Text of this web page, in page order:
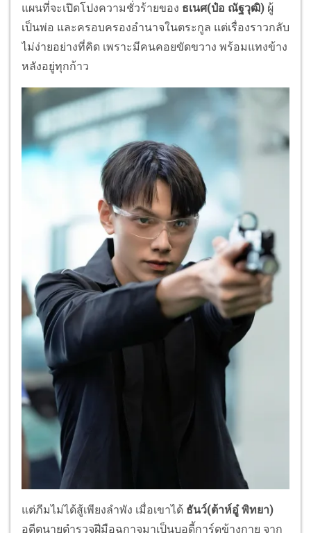
แผนที่จะเปิดโปงความชั่วร้ายของ ธเนศ(ป๋อ ณัฐวุฒิ) ผู้
เป็นพ่อ และครอบครองอำนาจในตระกูล แต่เรื่องราวกลับ
ไม่ง่ายอย่างที่คิด เพราะมีคนคอยขัดขวาง พร้อมแทงข้าง
หลังอยู่ทุกก้าว
แต่ภีมไม่ได้สู้เพียงลำพัง เมื่อเขาได้ ธันว์(ต้าห์อู๋ พิทยา)
อดีตนายตำรวจฝีมือฉกาจมาเป็นบอดี้การ์ดข้างกาย จาก